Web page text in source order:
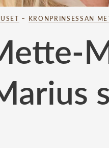
– KRONPRINSESSAN